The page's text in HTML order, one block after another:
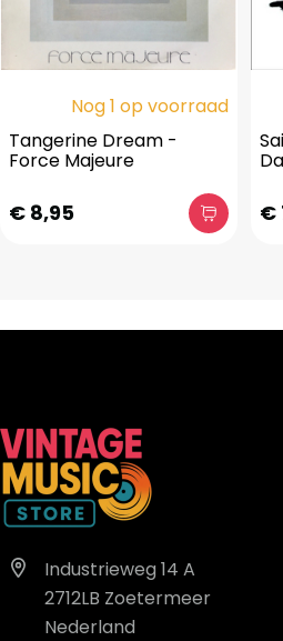
Nog 1 op voorraad
Tangerine Dream -
Force Majeure
€ 8,95 €
Industrieweg 14 A
2712LB Zoetermeer
Nederland